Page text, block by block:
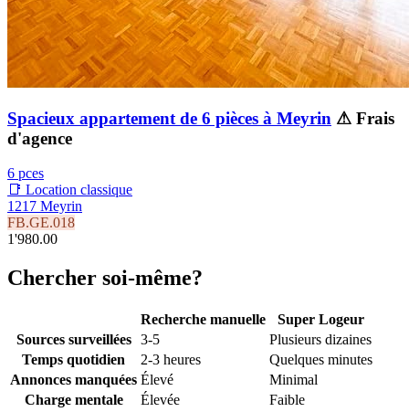
Spacieux appartement de 6 pièces à Meyrin ⚠ Frais
d'agence
6 pces
📑 Location classique
1217 Meyrin
FB.GE.018
1'980.00
Chercher soi-même?
Recherche manuelle
Super Logeur
Sources surveillées
3-5
Plusieurs dizaines
Temps quotidien
2-3 heures
Quelques minutes
Annonces manquées Élevé
Minimal
Charge mentale
Élevée Faible